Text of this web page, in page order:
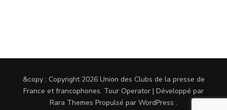
&copy ; Copyright 2026 Union des Clubs de la presse de
France et francophones. Tour Operator | Développé par
Rara Themes Propulsé par WordPress .